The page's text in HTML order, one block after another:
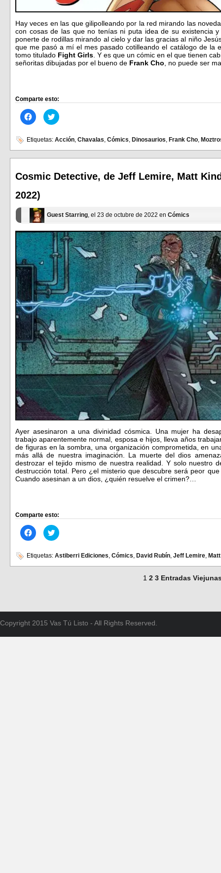
Hay veces en las que gilipolleando por la red mirando las
con cosas de las que no tenías ni puta idea de su existencia
ponerte de rodillas mirando al cielo y dar las gracias al niño
que me pasó a mí el mes pasado cotilleando el catálogo de la
tomo titulado Fight Girls . Y es que un cómic en el que tienen
señoritas dibujadas por el bueno de Frank Cho , no puede ser
Comparte esto:
Haz
clic
en
Facebook
(Se
abre
ventana
nueva)
Haz
clic
en
(Se
abre
ventana
nueva)
Etiquetas: Acción, Chavalas, Cómics, Dinosaurios, Frank Cho,
Cosmic Detective, de Jeff Lemire, Matt
2022)
Guest Starring, el 23 de octubre de 2022 en Cómics
Ayer asesinaron a una divinidad cósmica. Una mujer ha
trabajo aparentemente normal, esposa e hijos, lleva años
de figuras en la sombra, una organización comprometida, en
más allá de nuestra imaginación. La muerte del dios
destrozar el tejido mismo de nuestra realidad. Y solo nuestro
destrucción total. Pero ¿el misterio que descubre será peor
Cuando asesinan a un dios, ¿quién resuelve el crimen?…
Comparte esto:
Haz
clic
en
Facebook
(Se
Haz
clic
en
(Se
Etiquetas: Astiberri Ediciones, Cómics, David Rubín, Jeff Lemire,
1 2 3 Entradas
Copyright 2015 Vas Tú Listo - All Rights Reserved.